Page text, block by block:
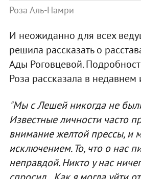
Роза Аль-Намри
И неожиданно для всех
решила рассказать о
Ады Роговцевой.
Роза рассказала в недавнем
"Мы с Лешей никогда не
Известные личности часто
внимание желтой прессы, и
исключением. То, что о нас
неправдой. Никто у нас